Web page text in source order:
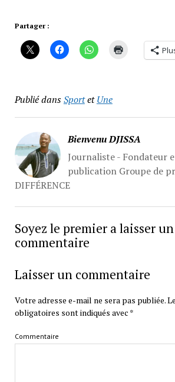
Partager :
Publié dansSportetUne
Bienvenu DJISSA
Journaliste - Fondateur
publication Groupe de
DIFFÉRENCE
Soyez le premier a laisser un
commentaire
Laisser un commentaire
Votre adresse e-mail ne sera pas publiée.
obligatoires sont indiqués avec *
Commentaire